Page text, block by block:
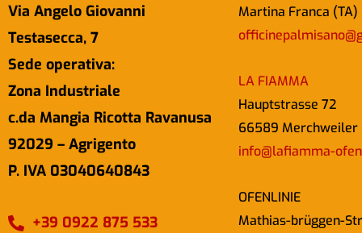
Via Angelo Giovanni
Testasecca, 7
Sede operativa:
Zona Industriale
c.da Mangia Ricotta Ravanusa
92029 – Agrigento
P. IVA 03040640843
+39 0922 875 533
Martina Franca (TA)
LA FIAMMA
Hauptstrasse 72
66589 Merchweiler
info@lafiamma-
OFENLINIE
Mathias-brüggen-